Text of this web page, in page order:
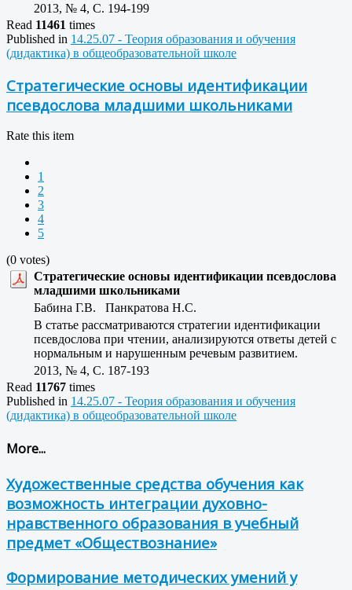
2013, № 4, C. 194-199
Read 11461 times
Published in 14.25.07 - Теория образования и обучения
(дидактика) в общеобразовательной школе
Стратегические основы идентификации
псевдослова младшими школьниками
Rate this item
1
2
3
4
5
(0 votes)
Стратегические основы идентификации псевдослова
младшими школьниками
Бабина Г.В. Панкратова Н.С.
В статье рассматриваются стратегии идентификации
псевдослова при чтении, анализируются ответы детей с
нормальным и нарушенным речевым развитием.
2013, № 4, C. 187-193
Read 11767 times
Published in 14.25.07 - Теория образования и обучения
(дидактика) в общеобразовательной школе
More...
Художественные средства обучения как
возможность интеграции духовно-
нравственного образования в учебный
предмет «Обществознание»
Формирование методических умений у